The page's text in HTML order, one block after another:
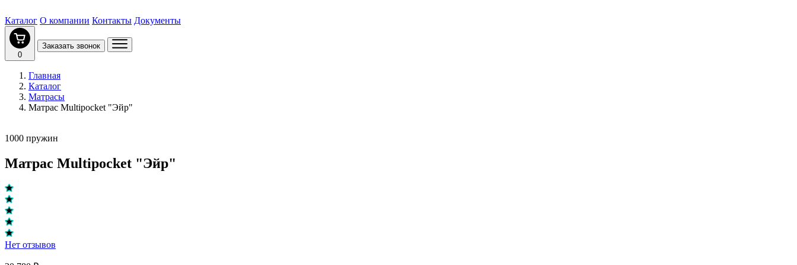
Каталог О компании Контакты Документы
0
Заказать звонок
Главная
Каталог
Матрасы
Матрас Multipocket "Эйр"
1000 пружин
Матрас Multipocket "Эйр"
Нет отзывов